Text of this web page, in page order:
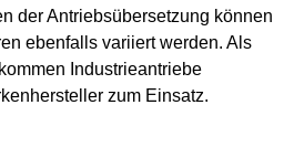
der Antriebsübersetzung können
ebenfalls variiert werden. Als
Industrieantriebe
zum Einsatz.